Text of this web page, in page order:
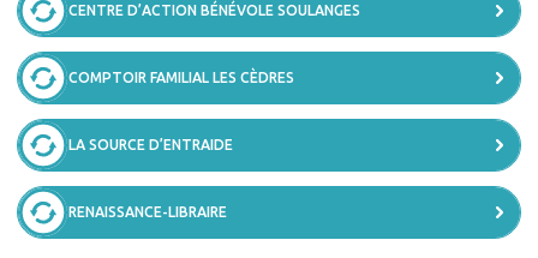
CENTRE D’ACTION BÉNÉVOLE SOULANGES
COMPTOIR FAMILIAL LES CÈDRES
LA SOURCE D’ENTRAIDE
RENAISSANCE-LIBRAIRE